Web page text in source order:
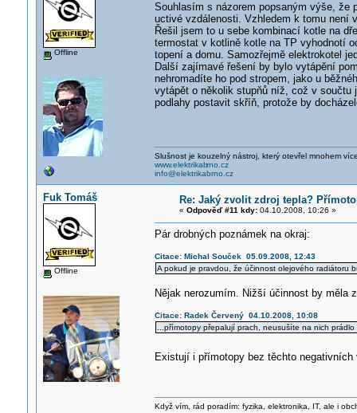
Offline
Souhlasím s názorem popsaným výše, že
uctivé vzdálenosti. Vzhledem k tomu není
Řešil jsem to u sebe kombinací kotle na
termostat v kotlině kotle na TP vyhodnotí
topení a domu. Samozřejmě elektrokotel
Další zajímavé řešení by bylo vytápění
nehromadíte ho pod stropem, jako u
vytápět o několik stupňů níž, což v součtu
podlahy postavit skříň, protože by
Slušnost je kouzelný nástroj, který otevřel mnohem
www.elektrikabrno.cz
info@elektrikabrno.cz
Fuk Tomáš
Offline
Re: Jaký zvolit zdroj tepla?
« Odpověď #11 kdy:04.10.2008, 10:26 »
Pár drobných poznámek na okraj:
Citace: Michal Souček 05.09.2008, 12:43
A pokud je pravdou, že účinnost olejového radiátoru
Nějak nerozumím. Nižší účinnost by měla
Citace: Radek Červený 04.10.2008, 10:08
...přímotopy přepalují prach, neusušíte na nich
Existují i přímotopy bez těchto
Když vím, rád poradím: fyzika, elektronika, IT, ale i